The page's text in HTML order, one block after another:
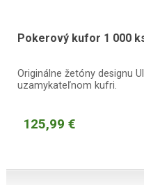
Pokerový kufor 1 000
Originálne žetóny designu
uzamykateľnom kufri.
125,99 €